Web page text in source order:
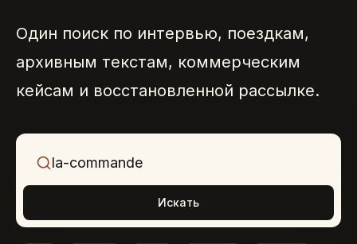
Один поиск по интервью, поездкам,
архивным текстам, коммерческим
кейсам и восстановленной рассылке.
Искать